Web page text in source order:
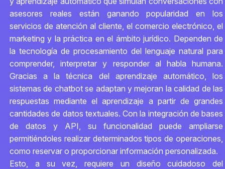
asesores reales están ganando popularidad en los
servicios de atención al cliente, el comercio electrónico, el
marketing y la práctica en el ámbito jurídico. Dependen de
la tecnología de procesamiento del lenguaje natural para
comprender, interpretar y responder al habla humana.
Gracias a la técnica del aprendizaje automático, los
sistemas de chatbot se adaptan y mejoran la calidad de las
respuestas mediante el aprendizaje a partir de grandes
cantidades de datos textuales. Con la integración de bases
de datos y API, su funcionalidad puede ampliarse
permitiéndoles realizar determinados tipos de operaciones,
como reservar o proporcionar información personalizada.
Esto, a su vez, requiere un diseño cuidadoso del